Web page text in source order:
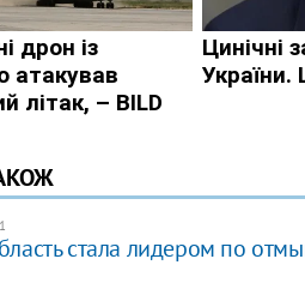
стала лидером по